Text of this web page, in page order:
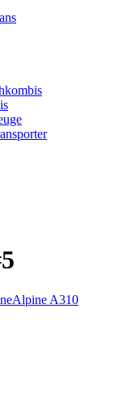
Alpine A310